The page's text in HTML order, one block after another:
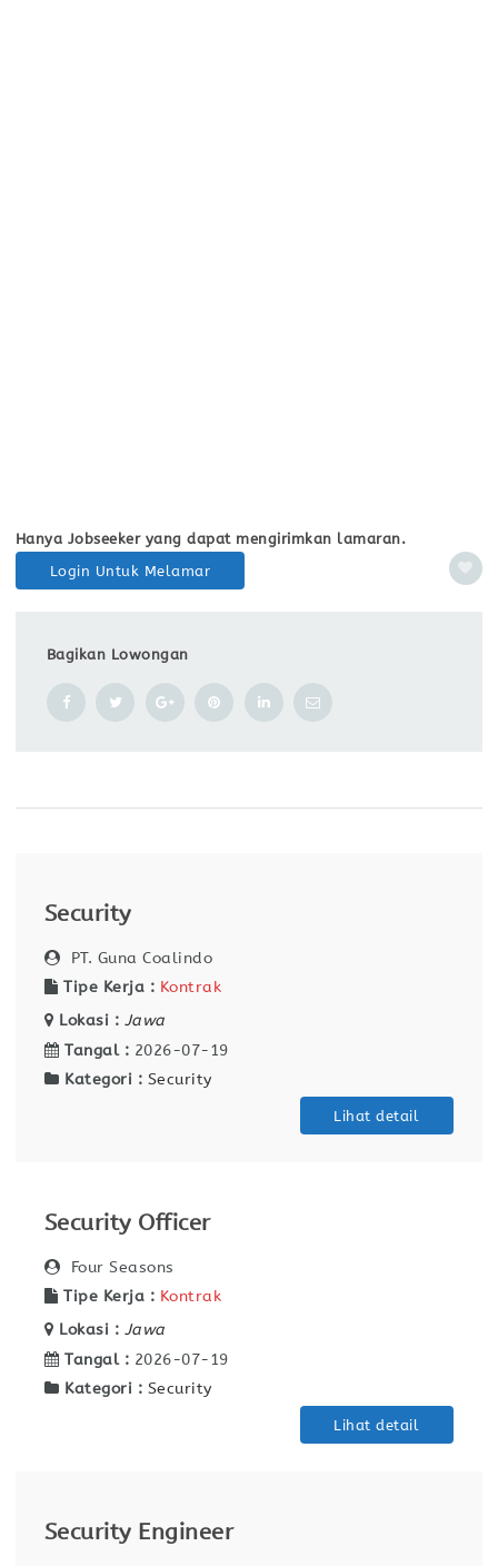
Hanya Jobseeker yang dapat mengirimkan lamaran.
Login Untuk Melamar
Bagikan Lowongan
Security
PT. Guna Coalindo
Tipe Kerja : Kontrak
Lokasi : Jawa
Tangal : 2026-07-19
Kategori : Security
Lihat detail
Security Officer
Four Seasons
Tipe Kerja : Kontrak
Lokasi : Jawa
Tangal : 2026-07-19
Kategori : Security
Lihat detail
Security Engineer